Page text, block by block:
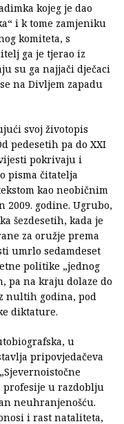
kojeg je dao
i k tome zamjeniku
komiteta, s
ga je tjerao iz
su ga najjači dječaci
na Divljem zapadu
svoj životopis
pedesetih pa do XXI
pokrivaju i
pisma čitatelja
kao neobičnim
2009. godine. Ugrubo,
šezdesetih, kada je
za oružje prema
umrlo sedamdeset
politike „jednog
pa na kraju dolaze do
nultih godina, pod
diktature.
u
pripovjedačeva
profesije u razdoblju
neuhranjenošću.
i rast nataliteta,